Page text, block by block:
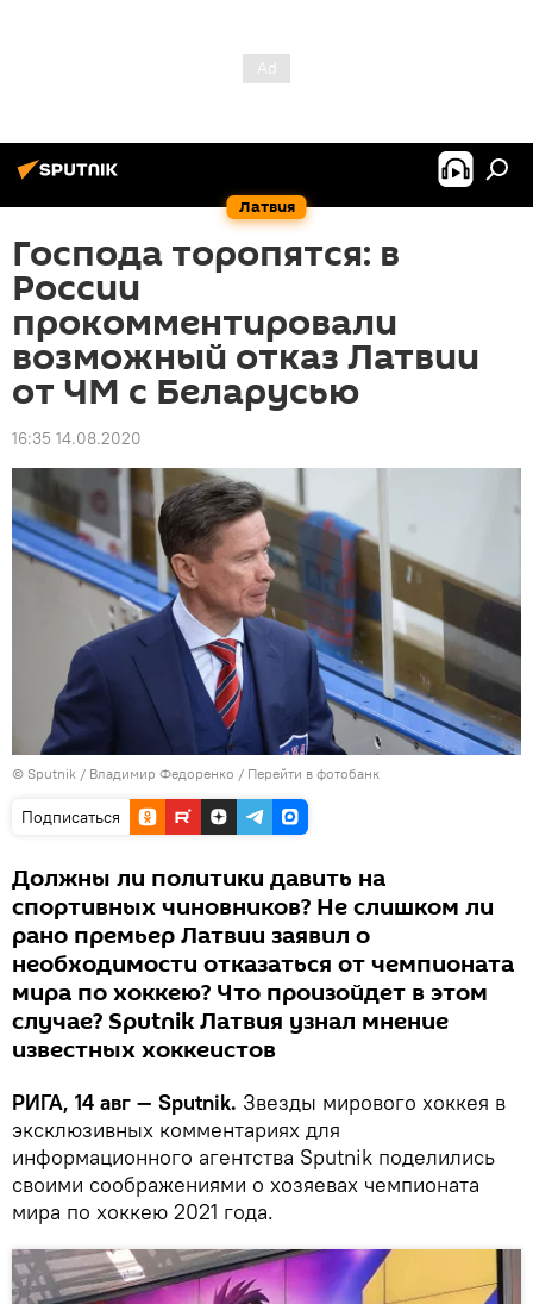
Латвия
Господа торопятся: в
России
прокомментировали
возможный отказ Латвии
от ЧМ с Беларусью
16:35 14.08.2020
© Sputnik / Владимир Федоренко / Перейти в фотобанк
Подписаться
Должны ли политики давить на
спортивных чиновников? Не слишком ли
рано премьер Латвии заявил о
необходимости отказаться от чемпионата
мира по хоккею? Что произойдет в этом
случае? Sputnik Латвия узнал мнение
известных хоккеистов
РИГА, 14 авг — Sputnik. Звезды мирового хоккея в
эксклюзивных комментариях для
информационного агентства Sputnik поделились
своими соображениями о хозяевах чемпионата
мира по хоккею 2021 года.